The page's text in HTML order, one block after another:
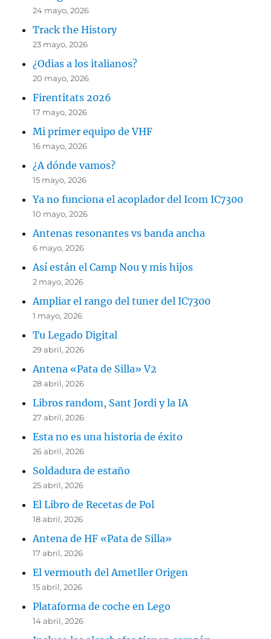
24 mayo, 2026
Track the History
23 mayo, 2026
¿Odias a los italianos?
20 mayo, 2026
Firentitats 2026
17 mayo, 2026
Mi primer equipo de VHF
16 mayo, 2026
¿A dónde vamos?
15 mayo, 2026
Ya no funciona el acoplador del Icom IC7300
10 mayo, 2026
Antenas resonantes vs banda ancha
6 mayo, 2026
Así están el Camp Nou y mis hijos
2 mayo, 2026
Ampliar el rango del tuner del IC7300
1 mayo, 2026
Tu Legado Digital
29 abril, 2026
Antena «Pata de Silla» V2
28 abril, 2026
Libros random, Sant Jordi y la IA
27 abril, 2026
Esta no es una historia de éxito
26 abril, 2026
Soldadura de estaño
25 abril, 2026
El Libro de Recetas de Pol
18 abril, 2026
Antena de HF «Pata de Silla»
17 abril, 2026
El vermouth del Ametller Origen
15 abril, 2026
Plataforma de coche en Lego
14 abril, 2026